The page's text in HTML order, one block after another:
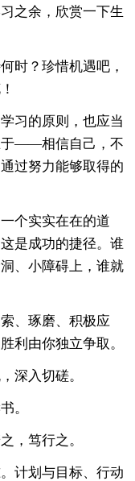
之余，欣赏一下生
时？珍惜机遇吧，
习的原则，也应当
于——相信自己，不
过努力能够取得的
个实实在在的道
是成功的捷径。谁
、小障碍上，谁就
、琢磨、积极应
利由你独立争取。
深入切磋。
。
，笃行之。
计划与目标、行动